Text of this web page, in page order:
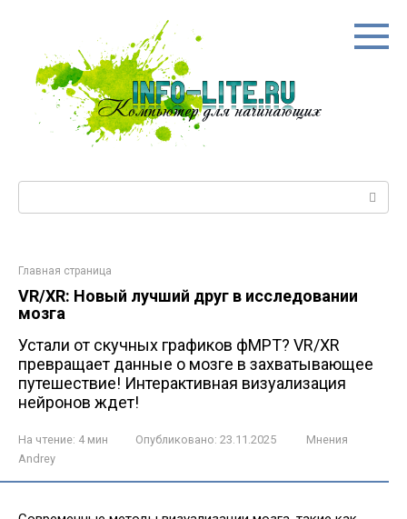
Главная страница
VR/XR: Новый лучший друг в исследовании
мозга
Устали от скучных графиков фМРТ? VR/XR
превращает данные о мозге в захватывающее
путешествие! Интерактивная визуализация
нейронов ждет!
На чтение: 4 мин Опубликовано: 23.11.2025
Мнения
Andrey